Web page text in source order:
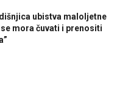
ubistva maloljetne
mora čuvati i prenositi